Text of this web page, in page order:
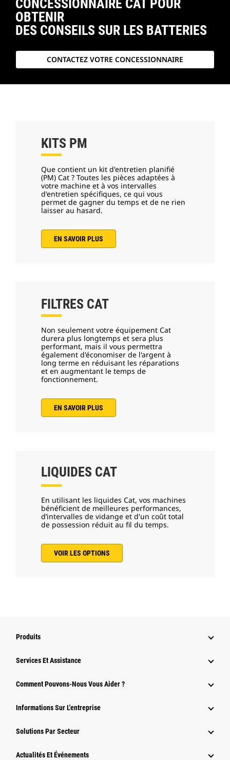
CONCESSIONNAIRE CAT POUR
OBTENIR
DES CONSEILS SUR LES BATTERIES
CONTACTEZ VOTRE CONCESSIONNAIRE
KITS PM
Que contient un kit d'entretien planifié
(PM) Cat ? Toutes les pièces adaptées à
votre machine et à vos intervalles
d'entretien spécifiques, ce qui vous
permet de gagner du temps et de ne rien
laisser au hasard.
EN SAVOIR PLUS
FILTRES CAT
Non seulement votre équipement Cat
durera plus longtemps et sera plus
performant, mais il vous permettra
également d'économiser de l'argent à
long terme en réduisant les réparations
et en augmentant le temps de
fonctionnement.
EN SAVOIR PLUS
LIQUIDES CAT
En utilisant les liquides Cat, vos machines
bénéficient de meilleures performances,
d’intervalles de vidange et d'un coût total
de possession réduit au fil du temps.
VOIR LES OPTIONS
Produits
Services Et Assistance
Comment Pouvons-Nous Vous Aider ?
Informations Sur L'entreprise
Solutions Par Secteur
Actualités Et Événements